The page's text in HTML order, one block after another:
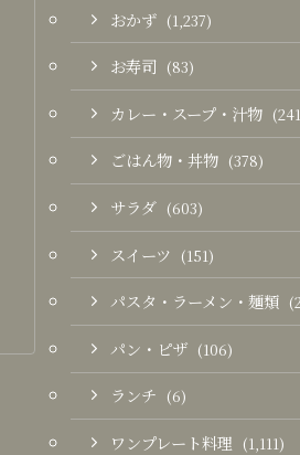
おかず (1,237)
お寿司 (83)
カレー・スープ・汁物
ごはん物・丼物 (378)
サラダ (603)
スイーツ (151)
パスタ・ラーメン・麺類
パン・ピザ (106)
ランチ (6)
ワンプレート料理 (1,111)